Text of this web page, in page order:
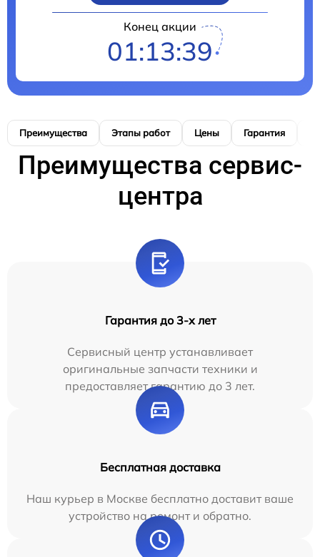
Конец акции
01:13:37
Преимущества Этапы работ Цены Гарантия
Преимущества сервис-
центра
Гарантия до 3-х лет
Сервисный центр устанавливает
оригинальные запчасти техники и
предоставляет гарантию до 3 лет.
Бесплатная доставка
Наш курьер в Москве бесплатно доставит ваше
устройство на ремонт и обратно.